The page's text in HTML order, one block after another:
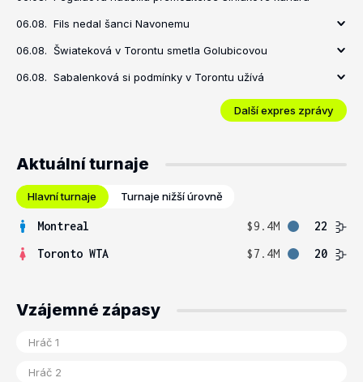
06.08. Fils nedal šanci Navonemu
06.08. Šwiateková v Torontu smetla Golubicovou
06.08. Sabalenková si podmínky v Torontu užívá
Další expres zprávy
Aktuální turnaje
Hlavní turnaje Turnaje nižší úrovně
Montreal $9.4M
22
Toronto WTA
$7.4M 20
Vzájemné zápasy